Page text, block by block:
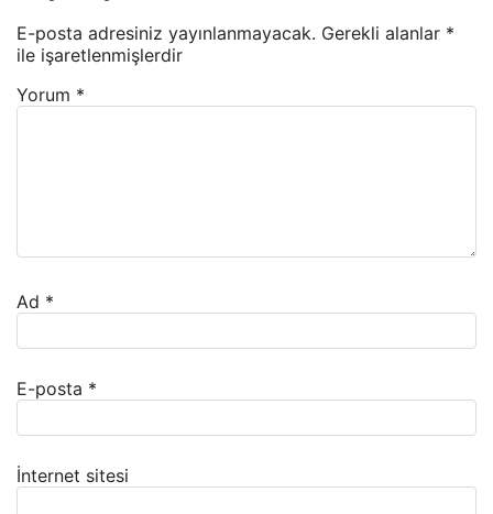
E-posta adresiniz yayınlanmayacak. Gerekli alanlar *
ile işaretlenmişlerdir
Yorum *
Ad *
E-posta *
İnternet sitesi